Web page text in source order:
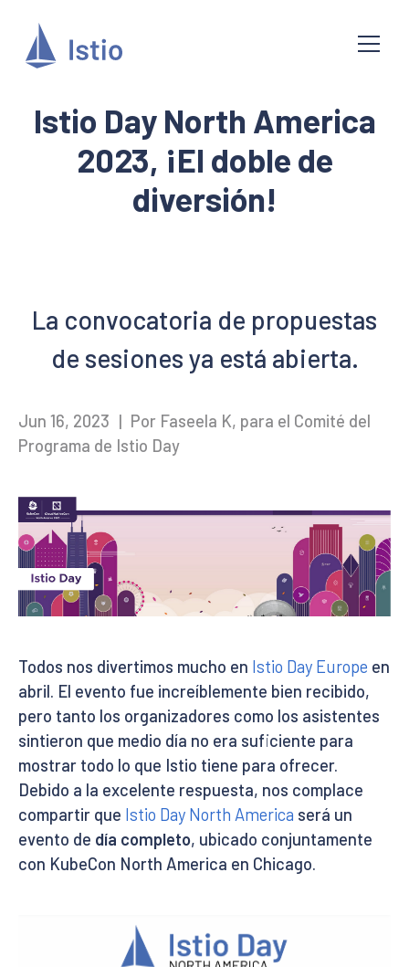
Istio Day North America
2023, ¡El doble de
diversión!
La convocatoria de propuestas
de sesiones ya está abierta.
Jun 16, 2023 | Por Faseela K, para el Comité del
Programa de Istio Day
Todos nos divertimos mucho en Istio Day Europe en
abril. El evento fue increíblemente bien recibido,
pero tanto los organizadores como los asistentes
sintieron que medio día no era suficiente para
mostrar todo lo que Istio tiene para ofrecer.
Debido a la excelente respuesta, nos complace
compartir que Istio Day North America será un
evento de día completo, ubicado conjuntamente
con KubeCon North America en Chicago.